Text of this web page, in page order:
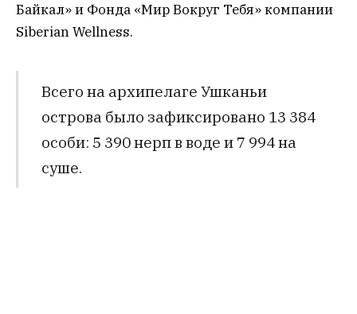
Байкал» и Фонда «Мир Вокруг Тебя» компании
Siberian Wellness.
Всего на архипелаге Ушканьи
острова было зафиксировано 13 384
особи: 5 390 нерп в воде и 7 994 на
суше.